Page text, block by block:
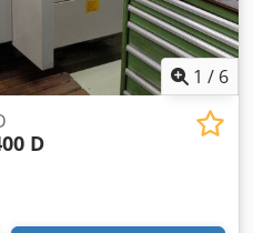
1 / 6
D